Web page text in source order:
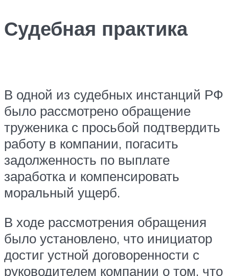
Судебная практика
В одной из судебных инстанций РФ
было рассмотрено обращение
труженика с просьбой подтвердить
работу в компании, погасить
задолженность по выплате
заработка и компенсировать
моральный ущерб.
В ходе рассмотрения обращения
было установлено, что инициатор
достиг устной договоренности с
руководителем компании о том, что